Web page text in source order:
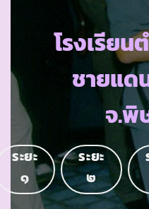
โรงเรียน
ชายแด
จ.พิ
ระยะ
๑
ระยะ
๒